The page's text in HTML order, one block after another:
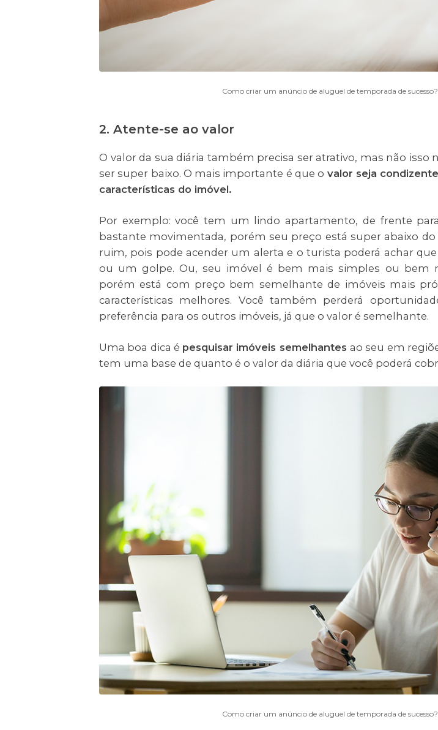
Como criar um anúncio de aluguel de temporada de sucesso?
2. Atente-se ao valor
O valor da sua diária também precisa ser atrativo, mas não isso
ser super baixo. O mais importante é que o valor seja
características do imóvel.
Por exemplo: você tem um lindo apartamento, de frente
bastante movimentada, porém seu preço está super abaixo do
ruim, pois pode acender um alerta e o turista poderá achar
ou um golpe. Ou, seu imóvel é bem mais simples ou bem
porém está com preço bem semelhante de imóveis mais
características melhores. Você também perderá
preferência para os outros imóveis, já que o valor é semelhante.
Uma boa dica é pesquisar imóveis semelhantesao seu em
tem uma base de quanto é o valor da diária que você poderá
Como criar um anúncio de aluguel de temporada de sucesso?